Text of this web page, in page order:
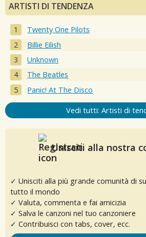
ARTISTI DI TENDENZA
Twenty One Pilots
Billie Eilish
Unknown
The Beatles
Panic! At The Disco
Vedi tutti: Artisti di
Unisciti alla nostra
✓ Unisciti alla più grande comunità di
tutto il mondo
✓ Valuta, commenta e fai amicizia
✓ Salva le canzoni nel tuo canzoniere
✓ Contribuisci con tabs, cover, ecc.